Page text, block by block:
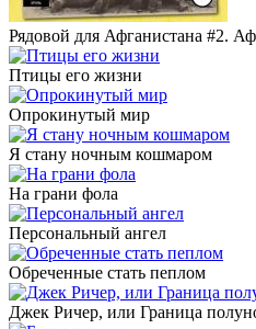
Рядовой для Афганистана #2.
Птицы его жизни
Опрокинутый мир
Я стану ночным кошмаром
На грани фола
Персональный ангел
Обреченные стать пеплом
Джек Ричер, или Граница